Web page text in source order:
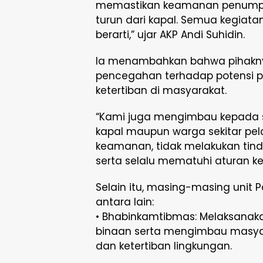
memastikan keamanan
turun dari kapal. Semua
berarti,” ujar AKP Andi Suhidin.
Ia menambahkan bahwa
pencegahan terhadap potensi
ketertiban di masyarakat.
“Kami juga mengimbau
kapal maupun warga sekitar
keamanan, tidak melakukan
serta selalu mematuhi aturan
Selain itu, masing-masing unit
antara lain:
• Bhabinkamtibmas:
binaan serta mengimbau
dan ketertiban lingkungan.